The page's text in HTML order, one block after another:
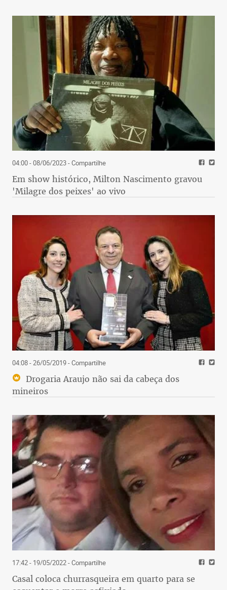
04:00 - 08/06/2023- Compartilhe
Em show histórico, Milton Nascimento gravou
'Milagre dos peixes' ao vivo
04:08 - 26/05/2019- Compartilhe
Drogaria Araujo não sai da cabeça dos
mineiros
17:42 - 19/05/2022- Compartilhe
Casal coloca churrasqueira em quarto para se